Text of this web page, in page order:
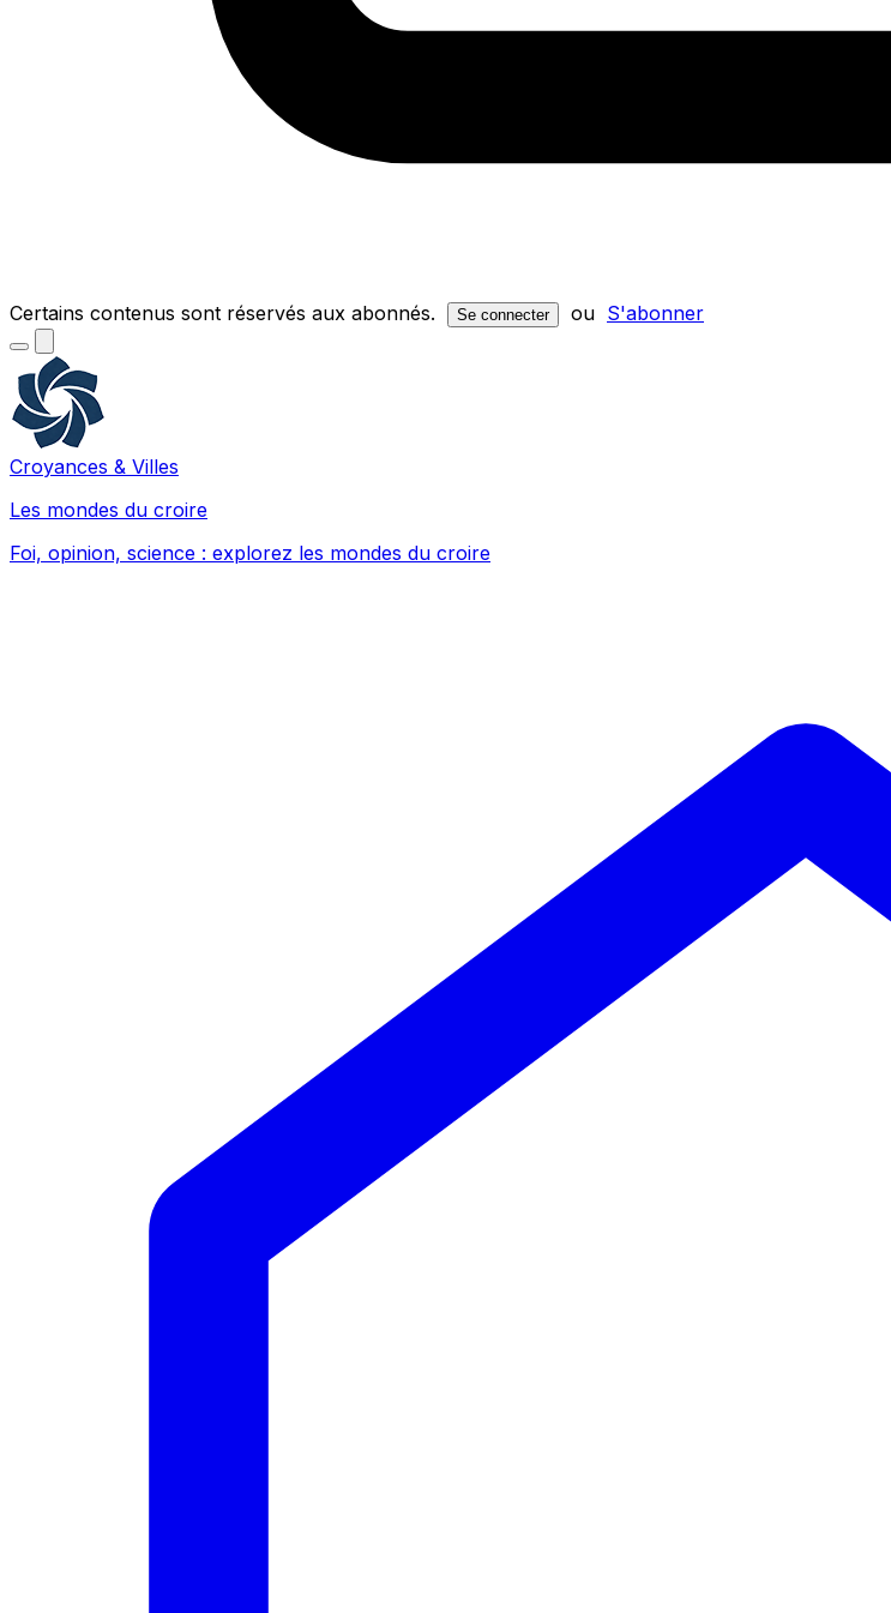
Certains contenus sont réservés aux abonnés. Se connecter ou S'abonner
Croyances & Villes
Les mondes du croire
Foi, opinion, science : explorez les mondes du croire